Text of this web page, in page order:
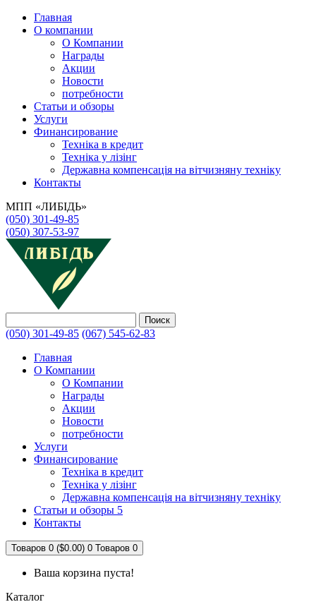
Главная
О компании
О Компании
Награды
Акции
Новости
потребности
Статьи и обзоры
Услуги
Финансирование
Техніка в кредит
Техніка у лізінг
Державна компенсація на вітчизняну техніку
Контакты
МПП «ЛИБІДЬ»
(050) 301-49-85
(050) 307-53-97
Поиск
(050) 301-49-85 (067) 545-62-83
Главная
О Компании
О Компании
Награды
Акции
Новости
потребности
Услуги
Финансирование
Техніка в кредит
Техніка у лізінг
Державна компенсація на вітчизняну техніку
Статьи и обзоры 5
Контакты
Товаров 0 ($0.00) 0 Товаров 0
Ваша корзина пуста!
Каталог